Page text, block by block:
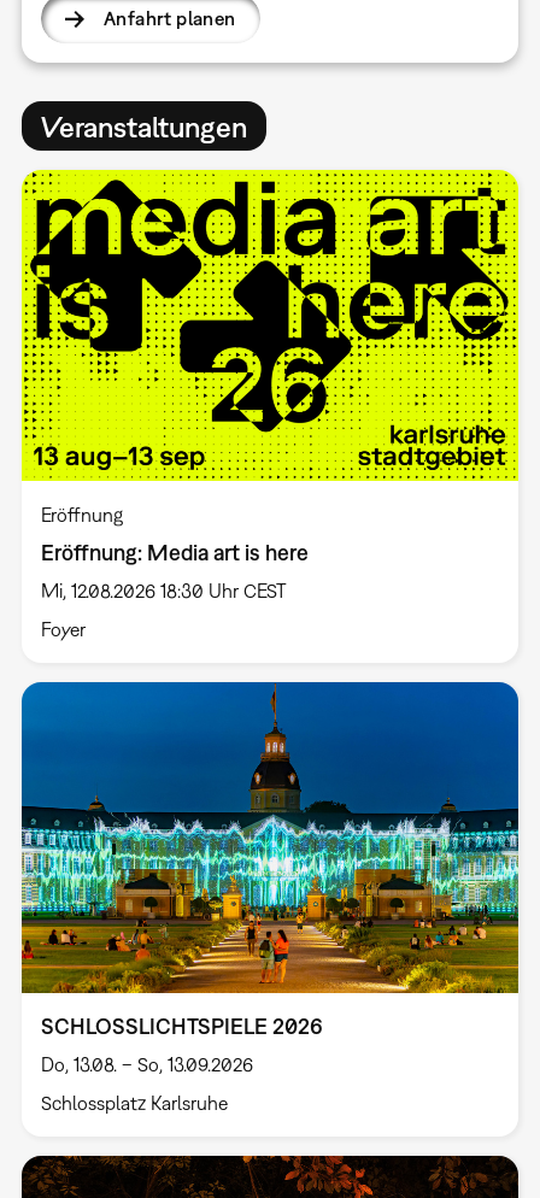
Anfahrt planen
Veranstaltungen
Eröffnung
Eröffnung: Media art is here
Mi, 12.08.2026 18:30 Uhr CEST
Foyer
SCHLOSSLICHTSPIELE 2026
Do, 13.08. – So, 13.09.2026
Schlossplatz Karlsruhe